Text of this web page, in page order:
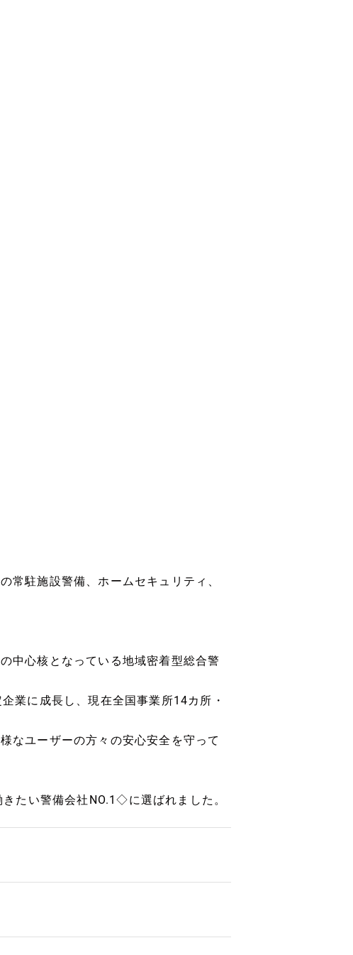
常駐施設警備、ホームセキュリティ、
中心核となっている地域密着型総合警
業に成長し、現在全国事業所14カ所・
なユーザーの方々の安心安全を守って
たい警備会社NO.1◇に選ばれました。